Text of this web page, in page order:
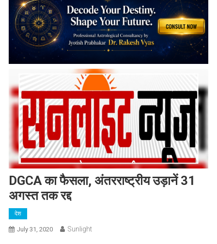
DGCA का फैसला, अंतरराष्ट्रीय उड़ानें 31
अगस्त तक रद्द
देश
July 31, 2020 Sunlight